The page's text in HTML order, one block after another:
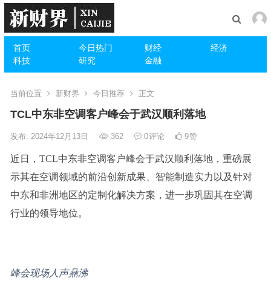
首页 今日热门 财经
经济
科技
研究 金融
当前位置 新财界 今日推荐 正文
TCL中东非空调客户峰会于武汉顺利落地
发布: 2024年12月13日 362 0评论 9赞
近日，TCL中东非空调客户峰会于武汉顺利落地，重磅展
示其在空调领域的前沿创新成果、智能制造实力以及针对
中东和非洲地区的定制化解决方案，进一步巩固其在空调
行业的领导地位。
峰会现场人声鼎沸